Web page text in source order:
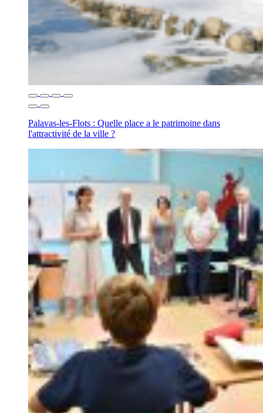
Palavas-les-Flots : Quelle place a le patrimoine dans
l'attractivité de la ville ?